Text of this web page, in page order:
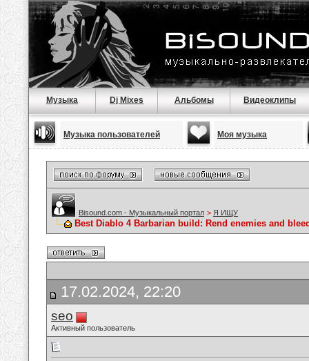
Музыка Dj Mixes Альбомы Видеоклипы
Музыка пользователей Моя музыка
Bisound.com - Музыкальный портал > Я ИЩУ
Best Diablo 4 Barbarian build: Rend enemies and
17.02.2024, 22:20
seo
Активный пользователь